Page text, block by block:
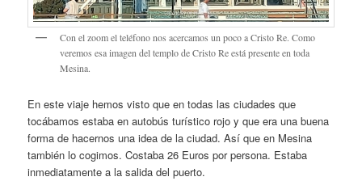
Con el zoom el teléfono nos acercamos un poco a Cristo Re. Como
veremos esa imagen del templo de Cristo Re está presente en toda
Mesina.
En este viaje hemos visto que en todas las ciudades que
tocábamos estaba en autobús turístico rojo y que era una buena
forma de hacernos una idea de la ciudad. Así que en Mesina
también lo cogimos. Costaba 26 Euros por persona. Estaba
inmediatamente a la salida del puerto.